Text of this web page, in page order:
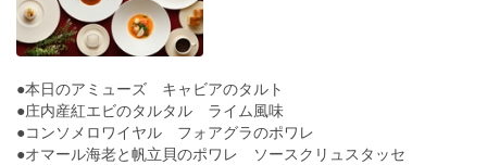
●本日のアミューズ キャビアのタルト
●庄内産紅エビのタルタル ライム風味
●コンソメロワイヤル フォアグラのポワレ
●オマール海老と帆立貝のポワレ ソースクリュスタッセ